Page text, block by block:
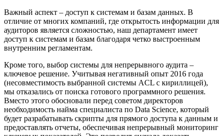
Важный аспект – доступ к системам и базам данных. В
отличие от многих компаний, где открытость информации для
аудиторов является сложностью, наш департамент имеет
доступ к системам и базам благодаря четко выстроенным
внутренним регламентам.
Кроме того, выбор системы для непрерывного аудита –
ключевое решение. Учитывая негативный опыт 2016 года
(несовместимость выбранной системы ACL с кириллицей),
мы отказались от поиска готового программного решения.
Вместо этого обосновали перед советом директоров
необходимость найма специалиста по Data Science, который
будет разрабатывать скрипты для прямого доступа к данным и
предоставлять отчеты, обеспечивая непрерывный мониторинг